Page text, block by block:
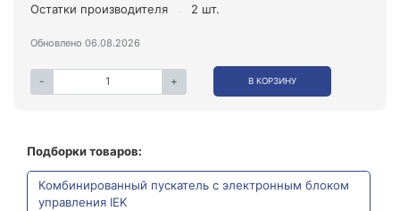
Остатки производителя 2 шт.
Обновлено 06.08.2026
- + В КОРЗИНУ
Подборки товаров:
Комбинированный пускатель с электронным блоком
управления IEK